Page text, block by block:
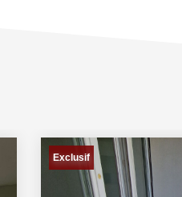
Exclusif